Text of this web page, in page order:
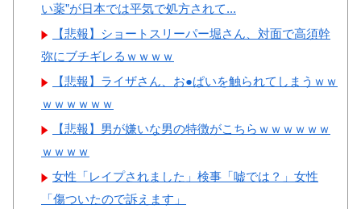
本の対応のスピードに世界が衝
【画像】顔100点、体30点の
女ｗｗｗ
Powered by livedoor 相互RSS
韓国人「日本メディアが2002
年ワールドカップ韓国準決勝も
メディアも一斉に指摘‥」
接待問題が今日まで大騒ぎにな
→「処罰すべき…（ﾌﾞﾙﾌﾞﾙ」
い薬”が日本では平気で処方されて...
【悲報】ショートスリーパー堀さん、対面で高須幹
弥にブチギレるｗｗｗｗ
【悲報】ライザさん、お●ぱいを触られてしまうｗｗ
ｗｗｗｗｗｗ
【悲報】男が嫌いな男の特徴がこちらｗｗｗｗｗｗ
ｗｗｗｗ
女性「レイプされました」検事「嘘では？」女性
「傷ついたので訴えます」